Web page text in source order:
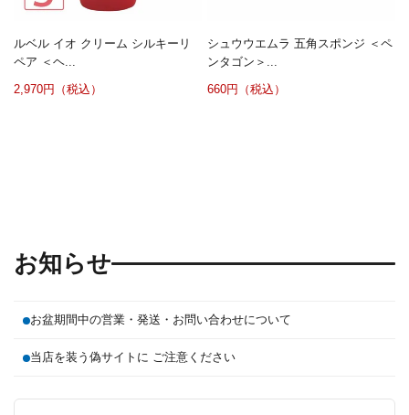
ルベル イオ クリーム シルキーリ
ペア ＜ヘ...
2,970円（税込）
シュウウエムラ 五角スポンジ ＜ペ
ンタゴン＞...
660円（税込）
お知らせ
お盆期間中の営業・発送・お問い合わせについて
当店を装う偽サイトに ご注意ください